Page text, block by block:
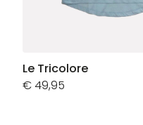
Le Tricolore
€49,95